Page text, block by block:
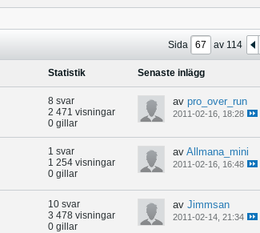
Sida av 114
Statistik Senaste inlägg
8 svar
2 471 visningar
0 gillar
av pro_over_run
2011-02-16, 18:28
1 svar
1 254 visningar
0 gillar
av Allmana_mini
2011-02-16, 16:48
10 svar
3 478 visningar
0 gillar
av Jimmsan
2011-02-14, 21:34